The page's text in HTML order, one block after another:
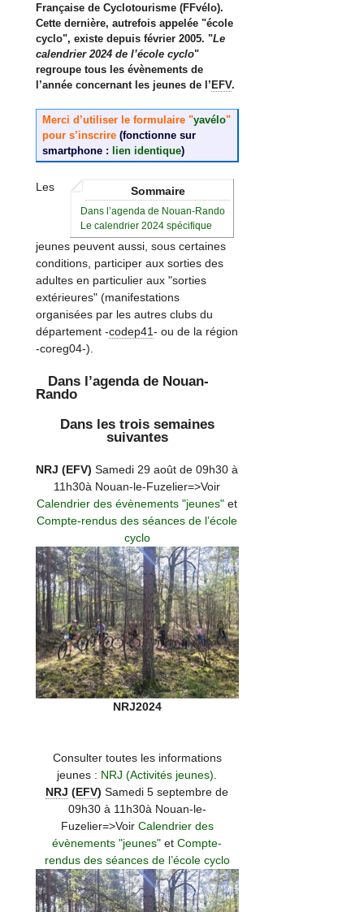
Française de Cyclotourisme (FFvélo).
Cette dernière, autrefois appelée "école
cyclo", existe depuis février 2005. "Le
calendrier 2024 de l’école cyclo"
regroupe tous les évènements de
l’année concernant les jeunes de l’ EFV.
Merci d’utiliser le formulaire "yavélo"
pour s’inscrire(fonctionne sur
smartphone :
lien identique)
Sommaire
Dans l’agenda de Nouan-Rando
Le calendrier 2024 spécifique
Les
jeunes peuvent aussi, sous certaines
conditions, participer aux sorties des
adultes en particulier aux "sorties
extérieures" (manifestations
organisées par les autres clubs du
département -codep41- ou de la région
-coreg04-).
Dans l’agenda de Nouan-
Rando
Dans les trois semaines
suivantes
NRJ (EFV) Samedi 29 août de 09h30 à
11h30à Nouan-le-Fuzelier=>Voir
Calendrier des évènements "jeunes" et
Compte-rendus des séances de l’école
cyclo
NRJ2024
Consulter toutes les informations
jeunes : NRJ (Activités jeunes).
NRJ (EFV) Samedi 5 septembre de
09h30 à 11h30à Nouan-le-
Fuzelier=>Voir Calendrier des
évènements "jeunes" etCompte-
rendus des séances de l’école cyclo